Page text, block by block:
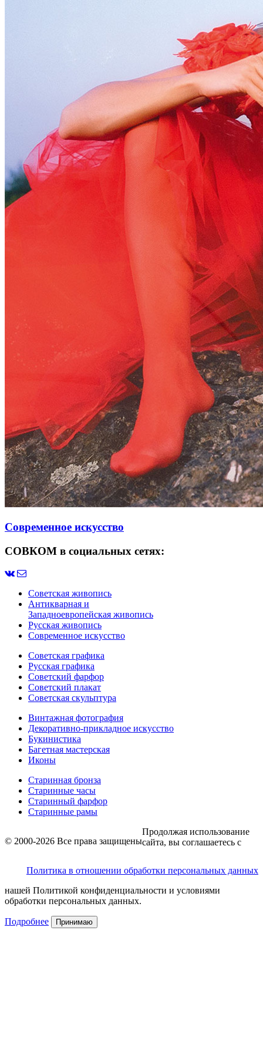
Современное искусство
СОВКОМ в социальных сетях:
Советская живопись
Антикварная и
Западноевропейская живопись
Русская живопись
Современное искусство
Советская графика
Русская графика
Советский фарфор
Советский плакат
Советская скульптура
Винтажная фотография
Декоративно-прикладное искусство
Букинистика
Багетная мастерская
Иконы
Старинная бронза
Старинные часы
Старинный фарфор
Старинные рамы
© 2000-2026 Все права защищены
Политика в отношении обработки персональных данных
Продолжая использование
сайта, вы соглашаетесь с
нашей Политикой конфиденциальности и условиями
обработки персональных данных.
Подробнее Принимаю